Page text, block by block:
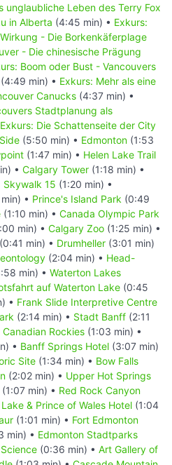
unglaubliche Leben des Terry Fox
in Alberta (4:45 min) • Exkurs:
- Die Borkenkäferplage
- Die chinesische Prägung
Boom oder Bust - Vancouvers
(4:49 min) • Exkurs: Mehr als eine
Canucks (4:37 min) •
Stadtplanung als
Exkurs: Die Schattenseite der City
(5:50 min) • Edmonton (1:53
(1:47 min) • Helen Lake Trail
• Calgary Tower (1:18 min) •
Skywalk 15 (1:20 min) •
• Prince's Island Park (0:49
(1:10 min) • Canada Olympic Park
min) • Calgary Zoo (1:25 min) •
(0:41 min) • Drumheller (3:01 min)
(2:04 min) • Head-
min) • Waterton Lakes
auf Waterton Lake (0:45
• Frank Slide Interpretive Centre
(2:14 min) • Stadt Banff (2:11
Rockies (1:03 min) •
• Banff Springs Hotel (3:07 min)
Site (1:34 min) • Bow Falls
(2:02 min) • Upper Hot Springs
(1:07 min) • Red Rock Canyon
& Prince of Wales Hotel (1:04
(1:01 min) • Fort Edmonton
min) • Edmonton Stadtparks
(0:36 min) • Art Gallery of